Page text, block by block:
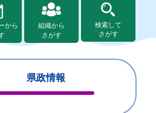
から
組織から
さがす
検索して
さがす
県政情報